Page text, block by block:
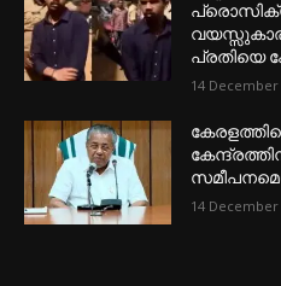
പ്രതിയെ
14 December
14 December